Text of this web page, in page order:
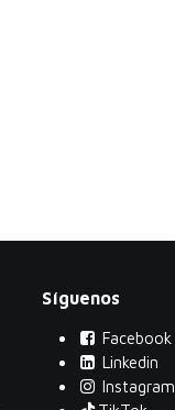
Síguenos
Facebook
Linkedin
Instagram